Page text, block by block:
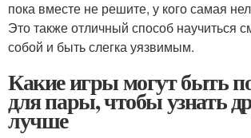
пока вместе не решите, у кого самая
Это также отличный способ научиться
собой и быть слегка уязвимым.
Какие игры могут быть
для пары, чтобы узнать
лучше